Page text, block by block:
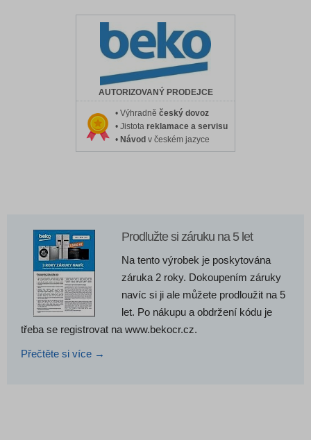
AUTORIZOVANÝ PRODEJCE
• Výhradně český dovoz
• Jistota reklamace a servisu
• Návod v českém jazyce
Prodlužte si záruku na 5 let
Na tento výrobek je poskytována
záruka 2 roky. Dokoupením záruky
navíc si ji ale můžete prodloužit na 5
let. Po nákupu a obdržení kódu je
třeba se registrovat na www.bekocr.cz.
Přečtěte si více →